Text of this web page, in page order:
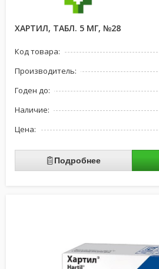
ХАРТИЛ, ТАБЛ. 5 МГ, №28
Код товара:
Производитель:
Годен до:
Наличие:
Цена:
Подробнее